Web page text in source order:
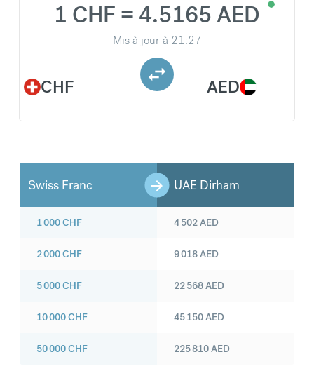
CHF
1 CHF = 4.5165 AED
Mis à jour à 21:27
AED
Swiss Franc UAE Dirham
1 000CHF
2 000CHF
5 000CHF
10 000CHF
50 000CHF
4 502AED
9 018AED
22 568AED
45 150AED
225 810AED